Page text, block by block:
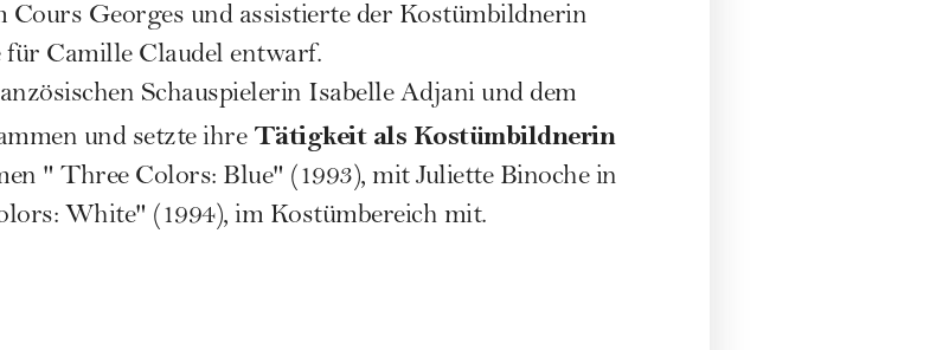
Cours Georges und assistierte der Kostümbildnerin
Camille Claudel entwarf.
Schauspielerin Isabelle Adjani und dem
und setzte ihre Tätigkeit als Kostümbildnerin
" Three Colors: Blue" (1993), mit Juliette Binoche in
White" (1994), im Kostümbereich mit.